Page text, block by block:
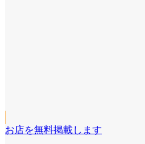
リ
ン
ク
ン
リ
ン
お店を無料掲載します